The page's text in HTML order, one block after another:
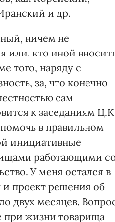
и др.
ничем не
или, кто иной
того, наряду с
за, что конечно
сам
к заседаниям
в правильном
инициативные
работающими со
У меня остался в
и проект решения об
двух месяцев.
при жизни товарища